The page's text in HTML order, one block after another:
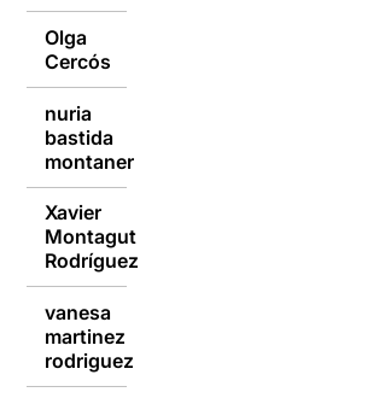
Olga
Cercós
nuria
bastida
montaner
Xavier
Montagut
Rodríguez
vanesa
martinez
rodriguez